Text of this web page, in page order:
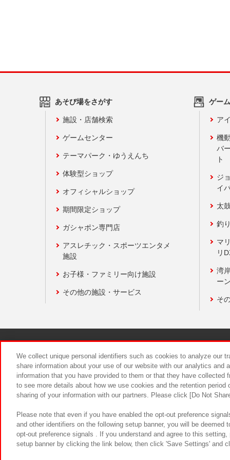
あそび場をさがす
施設・店舗検索
ゲームセンター
テーマパーク・ゆうえんち
体験型ショップ
オフィシャルショップ
期間限定ショップ
ガシャポン専門店
アスレチック・スポーツエンタメ
施設
お子様・ファミリー向け施設
その他の施設・サービス
ゲー
ア
機
バ
ト
ジ
イ
太
釣
マ
リ
湾
ー
そ
食品のご
We collect unique personal identifiers such as cookies to analyze our
share information about your use of our website with our analytics and
information that you have provided to them or that they have
to see more details about how we use cookies and the retention
sharing of your information with our partners. Please click [Do Not
Please note that even if you have enabled the opt-out preference
and other identifiers on the following setup banner, you will be
opt-out preference signals . If you understand and agree to this
setup banner by clicking the link below, then click 'Save Settings' and